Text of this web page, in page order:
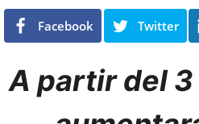
e
Facebook Twitter
A partir del